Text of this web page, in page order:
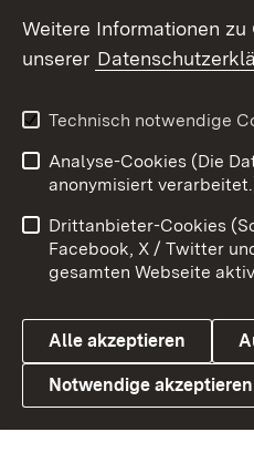
Social Wall
X / Twitter
Youtube
Link zum Landesportal
Benutzungshinweise
Datenschutz
Weitere Informationen
unserer
Technisch notwendige
Analyse-Cookies (Die
anonymisiert
Drittanbieter-Cookies
Facebook, X / Twitter
gesamten Webseite
Alle akzeptieren
Notwendige akzeptieren